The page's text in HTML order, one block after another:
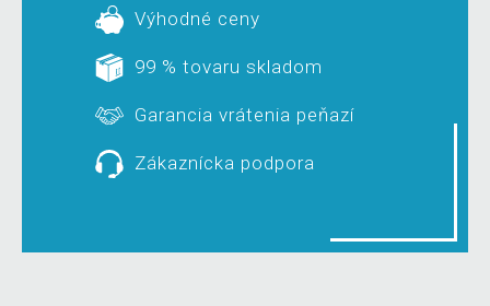
Výhodné ceny
99 % tovaru skladom
Garancia vrátenia peňazí
Zákaznícka podpora